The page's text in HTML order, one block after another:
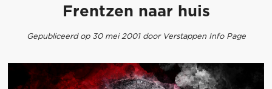
Frentzen naar huis
Gepubliceerd op 30 mei 2001 door Verstappen Info Page